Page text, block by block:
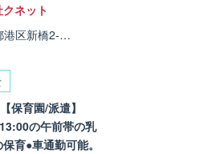
ネット
港区新橋2-…
保育園/派遣】
の午前帯の乳
育●車通勤可能。